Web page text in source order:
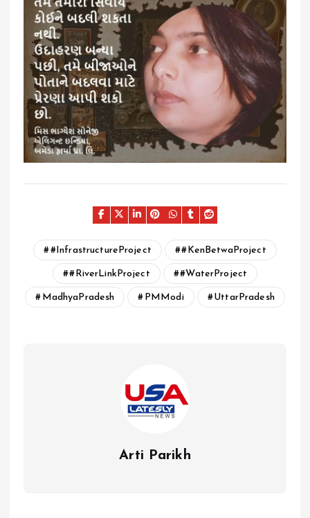
#InfrastructureProject #KenBetwaProject
#RiverLinkProject #WaterProject
MadhyaPradesh PMModi UttarPradesh
Arti Parikh